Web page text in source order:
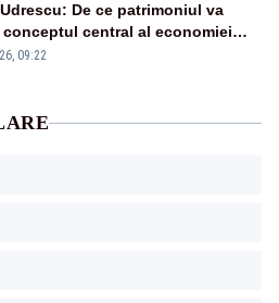
De ce patrimoniul va
central al economiei
09:22